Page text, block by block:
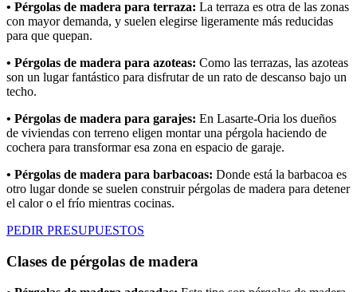
• Pérgolas de madera para terraza: La terraza es otra de las zonas
con mayor demanda, y suelen elegirse ligeramente más reducidas
para que quepan.
• Pérgolas de madera para azoteas: Como las terrazas, las azoteas
son un lugar fantástico para disfrutar de un rato de descanso bajo un
techo.
• Pérgolas de madera para garajes: En Lasarte-Oria los dueños
de viviendas con terreno eligen montar una pérgola haciendo de
cochera para transformar esa zona en espacio de garaje.
• Pérgolas de madera para barbacoas: Donde está la barbacoa es
otro lugar donde se suelen construir pérgolas de madera para detener
el calor o el frío mientras cocinas.
PEDIR PRESUPUESTOS
Clases de pérgolas de madera